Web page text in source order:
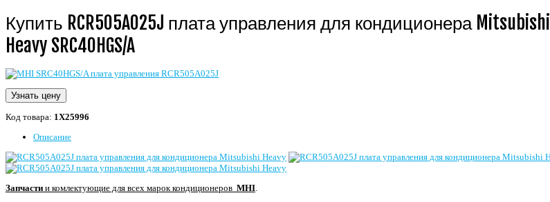
Купить RCR505A025J плата управления для кондиционера Mitsubishi
Heavy SRC40HGS/A
Узнать цену
Код товара: 1Х25996
Описание
Запчасти и комлектующие для всех марок кондиционеров MHI.